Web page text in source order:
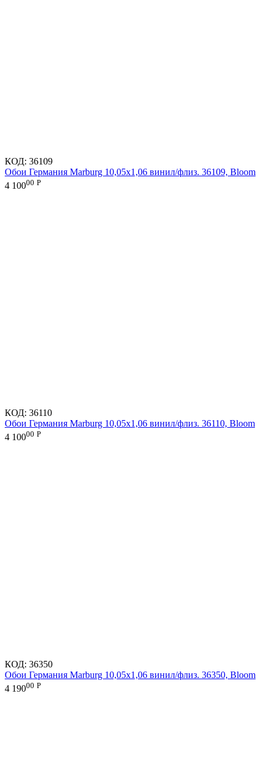
КОД: 36109
Обои Германия Marburg 10,05x1,06 винил/флиз. 36109, Bloom
4 10000 Р
КОД: 36110
Обои Германия Marburg 10,05x1,06 винил/флиз. 36110, Bloom
4 10000 Р
КОД: 36350
Обои Германия Marburg 10,05x1,06 винил/флиз. 36350, Bloom
4 19000 Р